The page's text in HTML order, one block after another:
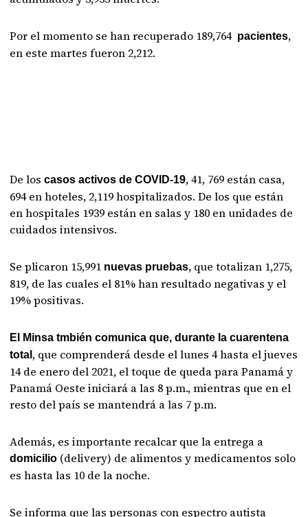
Por el momento se han recuperado 189,764 pacientes,
en este martes fueron 2,212.
De loscasos activos de COVID-19, 41, 769 están casa,
694 en hoteles, 2,119 hospitalizados. De los que están
en hospitales 1939 están en salas y 180 en unidades de
cuidados intensivos.
Se plicaron 15,991 nuevas pruebas, que totalizan 1,275,
819, de las cuales el 81% han resultado negativas y el
19% positivas.
El Minsa tmbién comunica que, durante la cuarentena
total , que comprenderá desde el lunes 4 hasta el jueves
14 de enero del 2021, el toque de queda para Panamá y
Panamá Oeste iniciará a las 8 p.m., mientras que en el
resto del país se mantendrá a las 7 p.m.
Además, es importante recalcar que la entrega a
domicilio (delivery) de alimentos y medicamentos solo
es hasta las 10 de la noche.
Se informa que las personas con espectro autista